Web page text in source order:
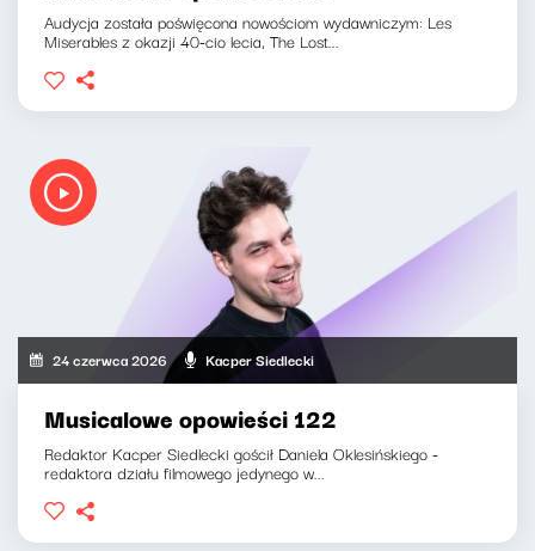
Audycja została poświęcona nowościom wydawniczym: Les
Miserables z okazji 40-cio lecia, The Lost...
24 czerwca 2026 Kacper Siedlecki
Musicalowe opowieści 122
Redaktor Kacper Siedlecki gościł Daniela Oklesińskiego -
redaktora działu filmowego jedynego w...